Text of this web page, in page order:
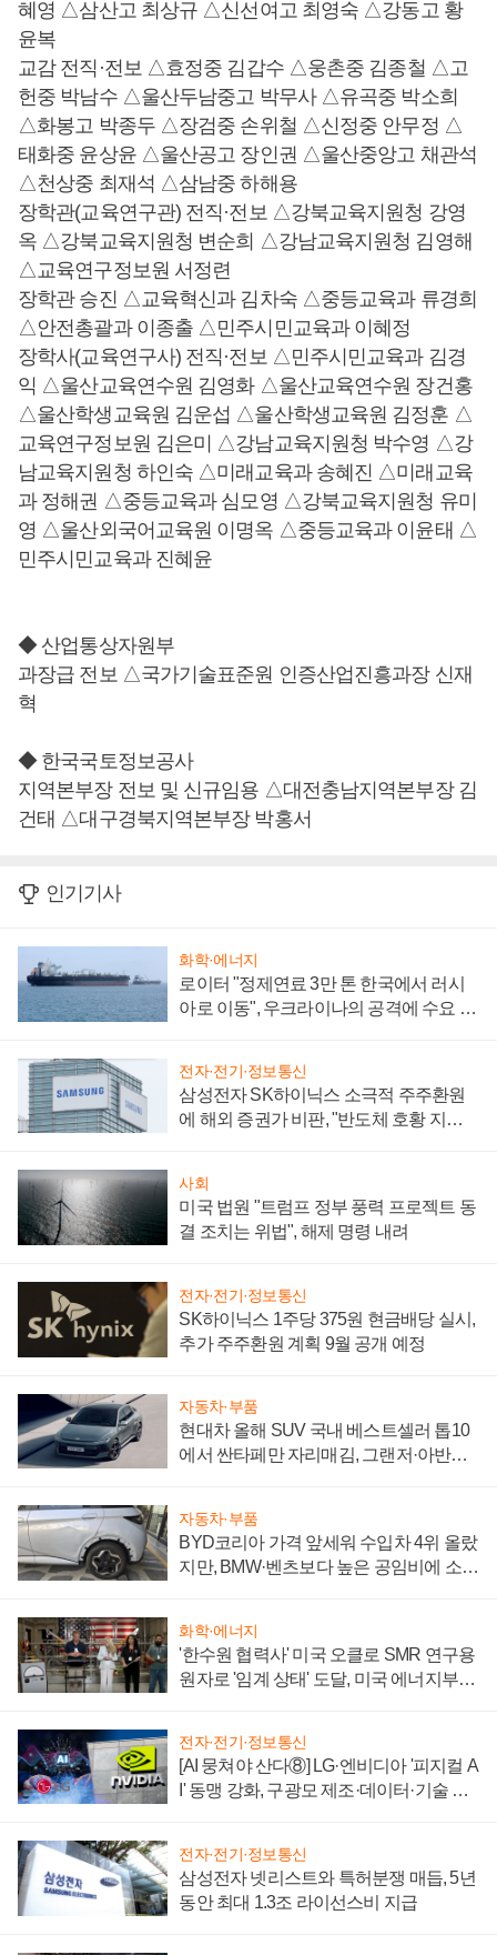
혜영 △삼산고 최상규 △신선여고 최영숙 △강동고 황
윤복
교감 전직·전보 △효정중 김갑수 △웅촌중 김종철 △고
헌중 박남수 △울산두남중고 박무사 △유곡중 박소희
△화봉고 박종두 △장검중 손위철 △신정중 안무정 △
태화중 윤상윤 △울산공고 장인권 △울산중앙고 채관석
△천상중 최재석 △삼남중 하해용
장학관(교육연구관) 전직·전보 △강북교육지원청 강영
옥 △강북교육지원청 변순희 △강남교육지원청 김영해
△교육연구정보원 서정련
장학관 승진 △교육혁신과 김차숙 △중등교육과 류경희
△안전총괄과 이종출 △민주시민교육과 이혜정
장학사(교육연구사) 전직·전보 △민주시민교육과 김경
익 △울산교육연수원 김영화 △울산교육연수원 장건홍
△울산학생교육원 김운섭 △울산학생교육원 김정훈 △
교육연구정보원 김은미 △강남교육지원청 박수영 △강
남교육지원청 하인숙 △미래교육과 송혜진 △미래교육
과 정해권 △중등교육과 심모영 △강북교육지원청 유미
영 △울산외국어교육원 이명옥 △중등교육과 이윤태 △
민주시민교육과 진혜윤
◆ 산업통상자원부
과장급 전보 △국가기술표준원 인증산업진흥과장 신재
혁
◆ 한국국토정보공사
지역본부장 전보 및 신규임용 △대전충남지역본부장 김
건태 △대구경북지역본부장 박홍서
인기기사
화학·에너지
로이터 "정제연료 3만 톤 한국에서 러시
아로 이동", 우크라이나의 공격에 수요 늘
전자·전기·정보통신
삼성전자 SK하이닉스 소극적 주주환원
에 해외 증권가 비판, "반도체 호황 지속
사회
미국 법원 "트럼프 정부 풍력 프로젝트 동
결 조치는 위법", 해제 명령 내려
전자·전기·정보통신
SK하이닉스 1주당 375원 현금배당 실시,
추가 주주환원 계획 9월 공개 예정
자동차·부품
현대차 올해 SUV 국내 베스트셀러 톱10
에서 싼타페만 자리매김, 그랜저·아반떼
자동차·부품
BYD코리아 가격 앞세워 수입차 4위 올랐
지만, BMW·벤츠보다 높은 공임비에 소비
화학·에너지
'한수원 협력사' 미국 오클로 SMR 연구용
원자로 '임계 상태' 도달, 미국 에너지부
전자·전기·정보통신
[AI 뭉쳐야 산다⑧] LG·엔비디아 '피지컬 A
I' 동맹 강화, 구광모 제조·데이터·기술 결
전자·전기·정보통신
삼성전자 넷리스트와 특허분쟁 매듭, 5년
동안 최대 1.3조 라이선스비 지급